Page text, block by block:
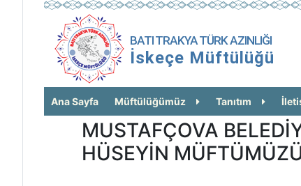
BATI TRAKYA TÜRK AZINLIĞI
İskeçe Müftülüğü
Ana Sayfa Müftülüğümüz Tanıtım
MUSTAFÇOVA
HÜSEYİN